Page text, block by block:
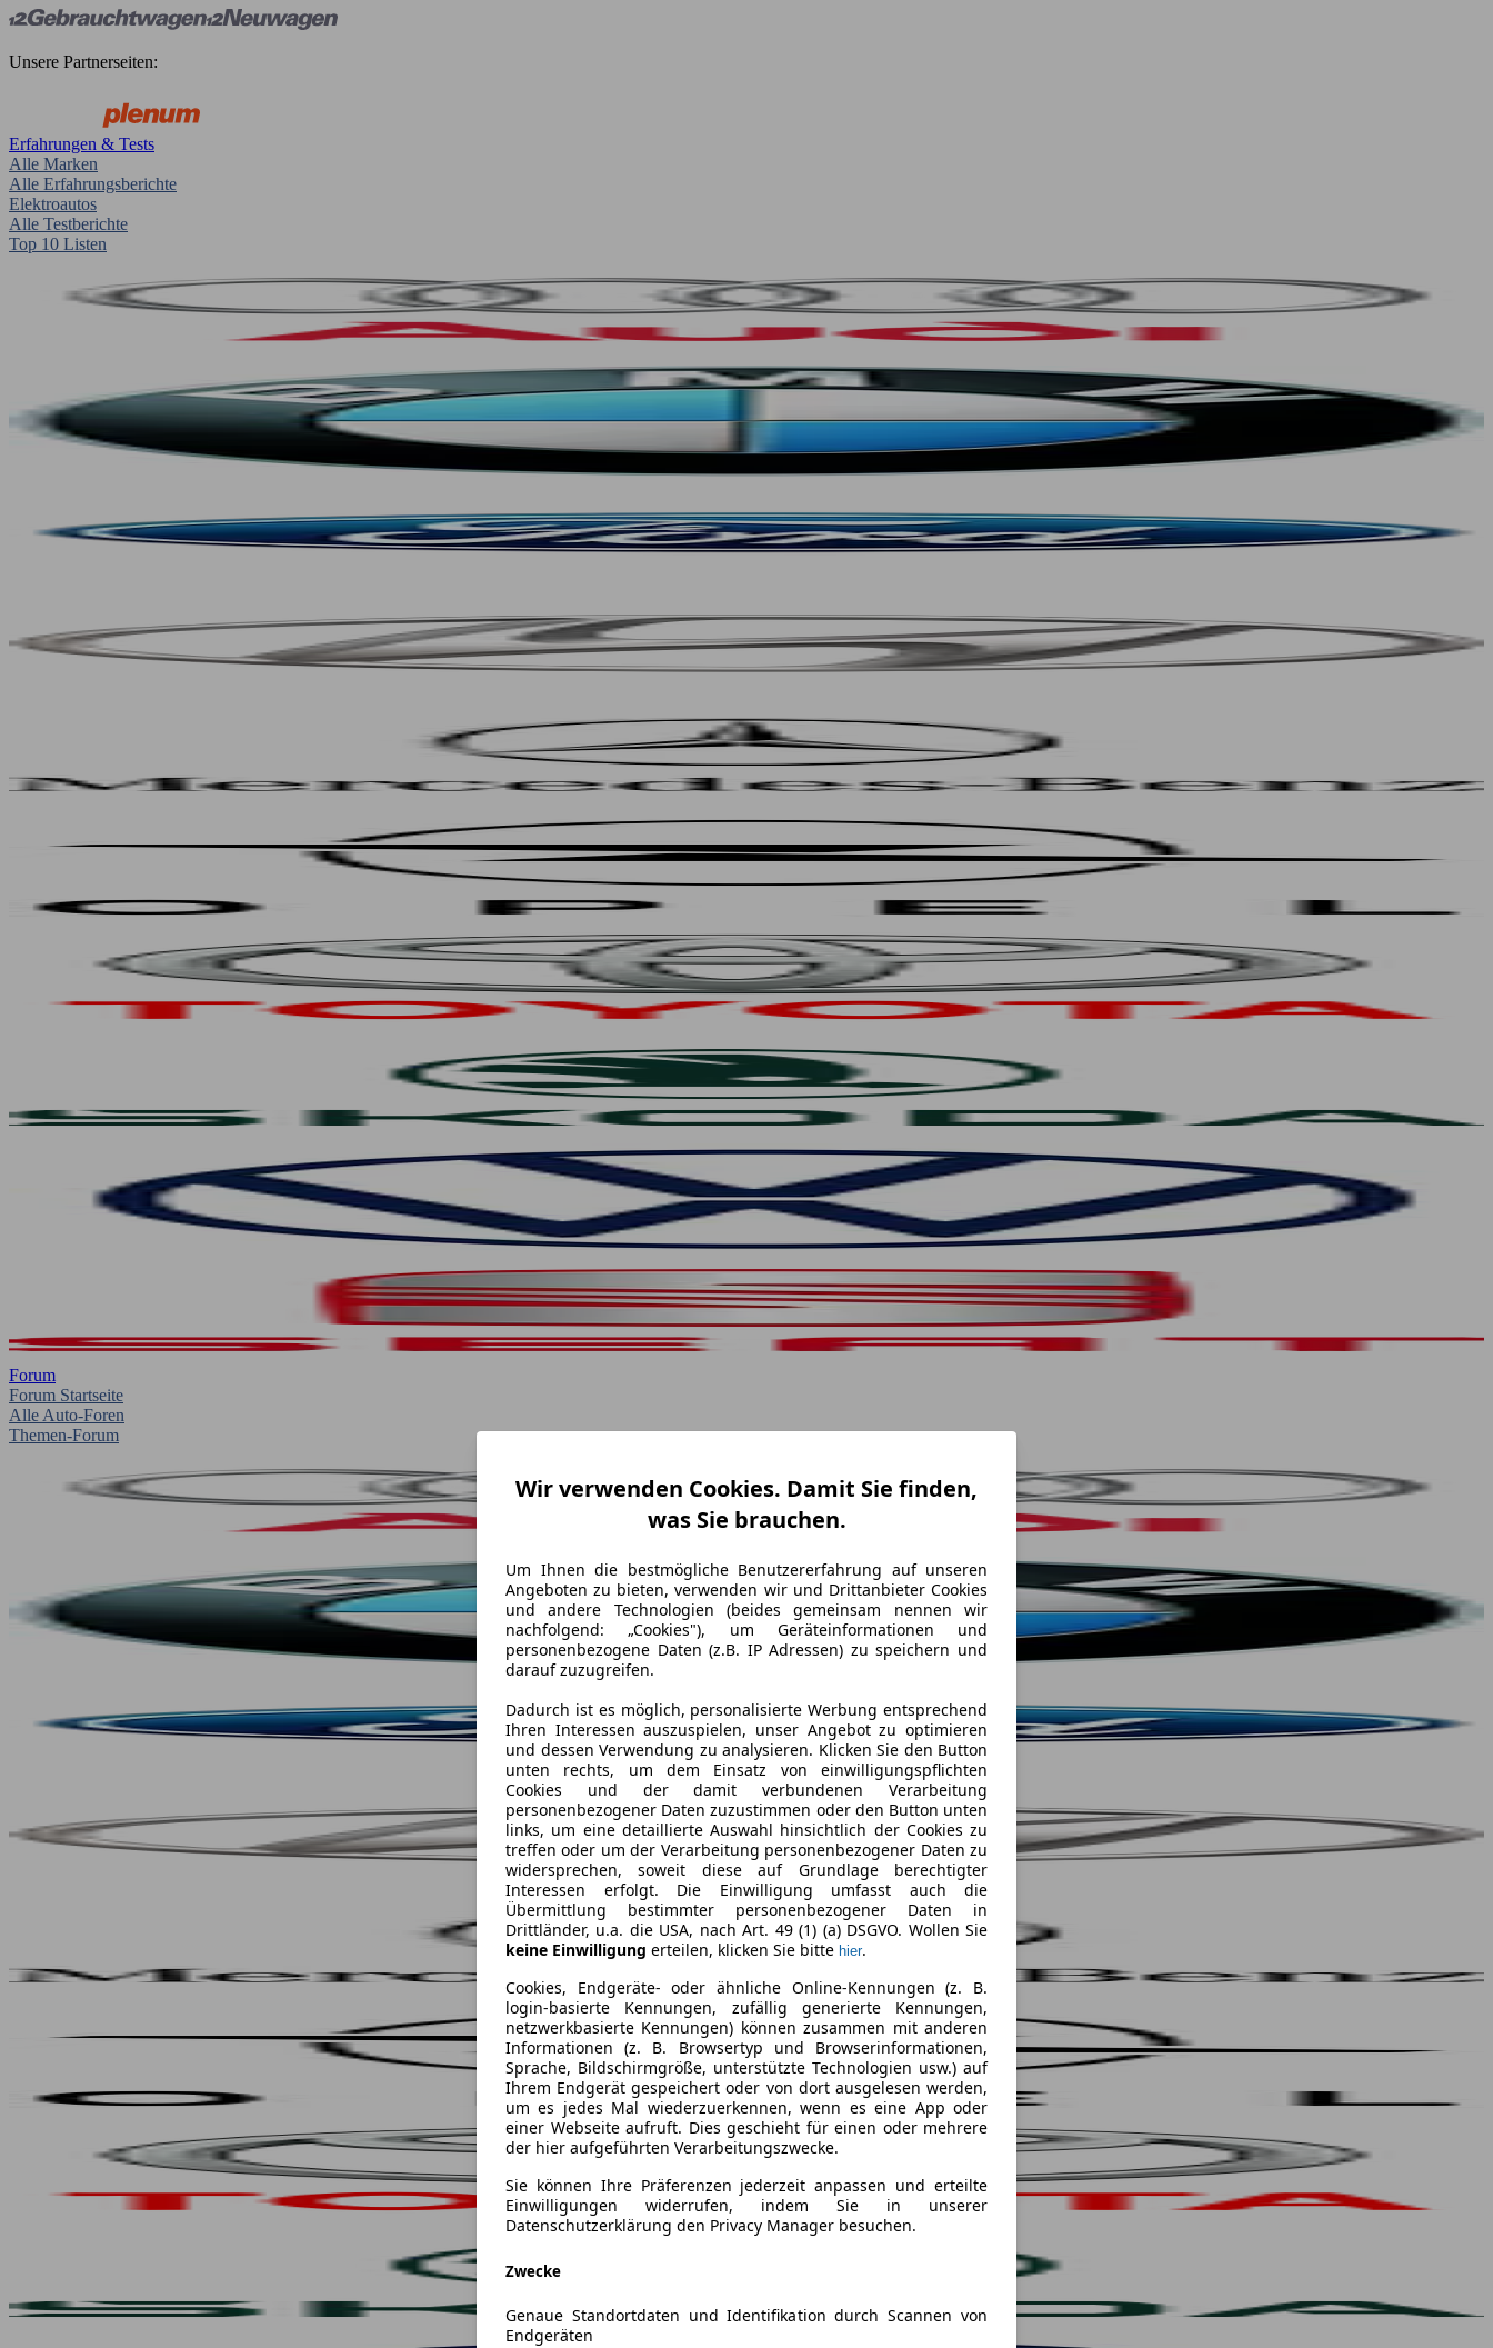
Unsere Partnerseiten:
Erfahrungen & Tests
Alle Marken
Alle Erfahrungsberichte
Elektroautos
Alle Testberichte
Top 10 Listen
Forum
Forum Startseite
Alle Auto-Foren
Themen-Forum
Wir verwenden Cookies. Damit Sie finden,
was Sie brauchen.
Um Ihnen die bestmögliche Benutzererfahrung auf unseren
Angeboten zu bieten, verwenden wir und Drittanbieter Cookies
und andere Technologien (beides gemeinsam nennen wir
nachfolgend: „Cookies"), um Geräteinformationen und
personenbezogene Daten (z.B. IP Adressen) zu speichern und
darauf zuzugreifen.
Dadurch ist es möglich, personalisierte Werbung entsprechend
Ihren Interessen auszuspielen, unser Angebot zu optimieren
und dessen Verwendung zu analysieren. Klicken Sie den Button
unten rechts, um dem Einsatz von einwilligungspflichten
Cookies und der damit verbundenen Verarbeitung
personenbezogener Daten zuzustimmen oder den Button unten
links, um eine detaillierte Auswahl hinsichtlich der Cookies zu
treffen oder um der Verarbeitung personenbezogener Daten zu
widersprechen, soweit diese auf Grundlage berechtigter
Interessen erfolgt. Die Einwilligung umfasst auch die
Übermittlung bestimmter personenbezogener Daten in
Drittländer, u.a. die USA, nach Art. 49 (1) (a) DSGVO. Wollen Sie
keine Einwilligung erteilen, klicken Sie bitte hier.
Cookies, Endgeräte- oder ähnliche Online-Kennungen (z. B.
login-basierte Kennungen, zufällig generierte Kennungen,
netzwerkbasierte Kennungen) können zusammen mit anderen
Informationen (z. B. Browsertyp und Browserinformationen,
Sprache, Bildschirmgröße, unterstützte Technologien usw.) auf
Ihrem Endgerät gespeichert oder von dort ausgelesen werden,
um es jedes Mal wiederzuerkennen, wenn es eine App oder
einer Webseite aufruft. Dies geschieht für einen oder mehrere
der hier aufgeführten Verarbeitungszwecke.
Sie können Ihre Präferenzen jederzeit anpassen und erteilte
Einwilligungen widerrufen, indem Sie in unserer
Datenschutzerklärung den Privacy Manager besuchen.
Zwecke
Genaue Standortdaten und Identifikation durch Scannen von
Endgeräten